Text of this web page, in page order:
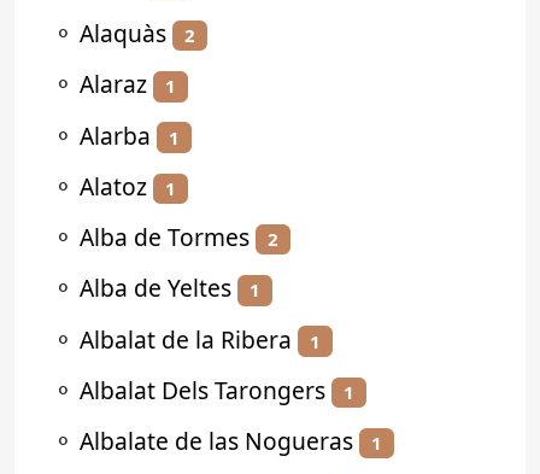
⚬ Alaquàs 2
⚬ Alaraz 1
⚬ Alarba 1
⚬ Alatoz 1
⚬ Alba de Tormes 2
⚬ Alba de Yeltes 1
⚬ Albalat de la Ribera 1
⚬ Albalat Dels Tarongers 1
⚬ Albalate de las Nogueras 1